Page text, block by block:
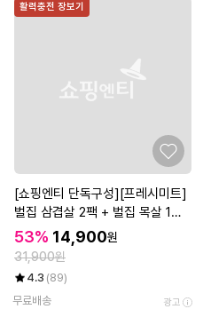
활력충전 장보기
[쇼핑엔티 단독구성][프레시미트]
벌집 삼겹살 2팩 + 벌집 목살 1팩
(팩당 300g)
53% 14,900원
31,900원
4.3 (89)
무료배송
광고